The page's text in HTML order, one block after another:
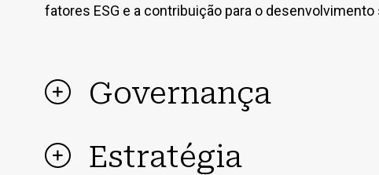
fatores ESG e a contribuição para o
Governança
Estratégia